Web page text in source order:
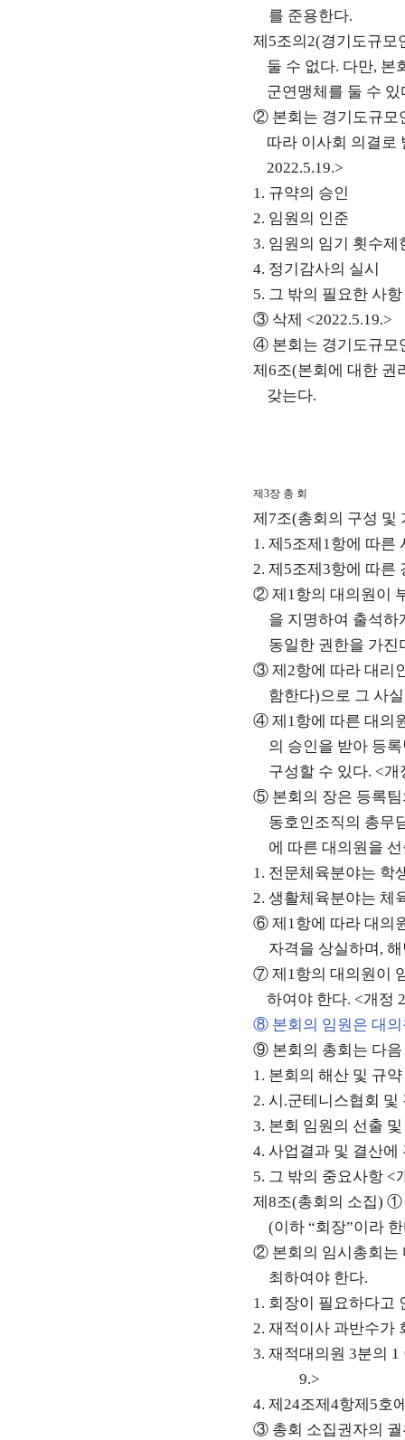
를 준용한다.
제 5조의2(경기도규모
둘 수 없다. 다만, 본
군연맹체를 둘 수 있
② 본회는 경기도규모
따라 이사회 의결로
2022.5.19.>
1. 규약의 승인
2. 임원의 인준
3. 임원의 임기 횟수제
4. 정기감사의 실시
5. 그 밖의 필요한 사항
③ 삭제 <2022.5.19.>
④ 본회는 경기도규모
제6조(본회에 대한 권
갖는다.
제 3장 총 회
제 7조(총회의 구성 및
1. 제 5조제 1항에 따른
2. 제 5조제3항에 따른
② 제 1항의 대의원이
을 지명하여 출석하
동일한 권한을 가진
③ 제2항에 따라 대리
함한다)으로 그 사
④ 제 1항에 따른 대의
의 승인을 받아 등
구성할 수 있다. <개
⑤ 본회의 장은 등록
동호인조직의 총무
에 따른 대의원을
1. 전문체육분야는 학
2. 생활체육분야는 체
⑥ 제 1항에 따라 대의
자격을 상실하며 ,
⑦ 제 1항의 대의원이
하여야 한다. <개정
⑧ 본회의 임원은 대
⑨ 본회의 총회는 다
1. 본회의 해산 및 규
2. 시 .군테니스협회 및
3. 본회 임원의 선출
4. 사업결과 및 결산에
5. 그 밖의 중요사항 <
제8조(총회의 소집) ①
(이하“회장”이라
② 본회의 임시총회
최하여야 한다.
1. 회장이 필요하다고
2. 재적이사 과반수가
3. 재적대의원 3분의 1
9.>
4. 제24조제4항제 5호
③ 총회 소집권자의